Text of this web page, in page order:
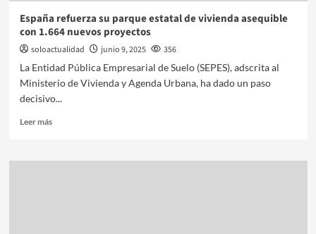
España refuerza su parque estatal de vivienda asequible
con 1.664 nuevos proyectos
soloactualidad junio 9, 2025
356
La Entidad Pública Empresarial de Suelo (SEPES), adscrita al
Ministerio de Vivienda y Agenda Urbana, ha dado un paso
decisivo...
Leer más